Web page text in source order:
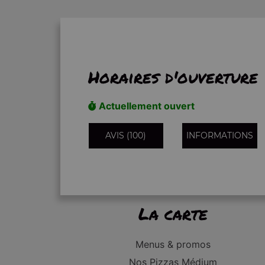
Horaires d'ouverture
Actuellement ouvert
AVIS (100) INFORMATIONS
La carte
Menus & promos
Nos Pizzas Médium